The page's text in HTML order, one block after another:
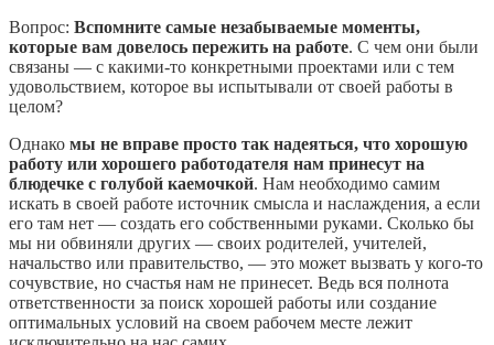
Вопрос: Вспомните самые незабываемые моменты,
которые вам довелось пережить на работе. С чем они были
связаны — с какими-то конкретными проектами или с тем
удовольствием, которое вы испытывали от своей работы в
целом?
Однако мы не вправе просто так надеяться, что хорошую
работу или хорошего работодателя нам принесут на
блюдечке с голубой каемочкой. Нам необходимо самим
искать в своей работе источник смысла и наслаждения, а если
его там нет — создать его собственными руками. Сколько бы
мы ни обвиняли других — своих родителей, учителей,
начальство или правительство, — это может вызвать у кого-то
сочувствие, но счастья нам не принесет. Ведь вся полнота
ответственности за поиск хорошей работы или создание
оптимальных условий на своем рабочем месте лежит